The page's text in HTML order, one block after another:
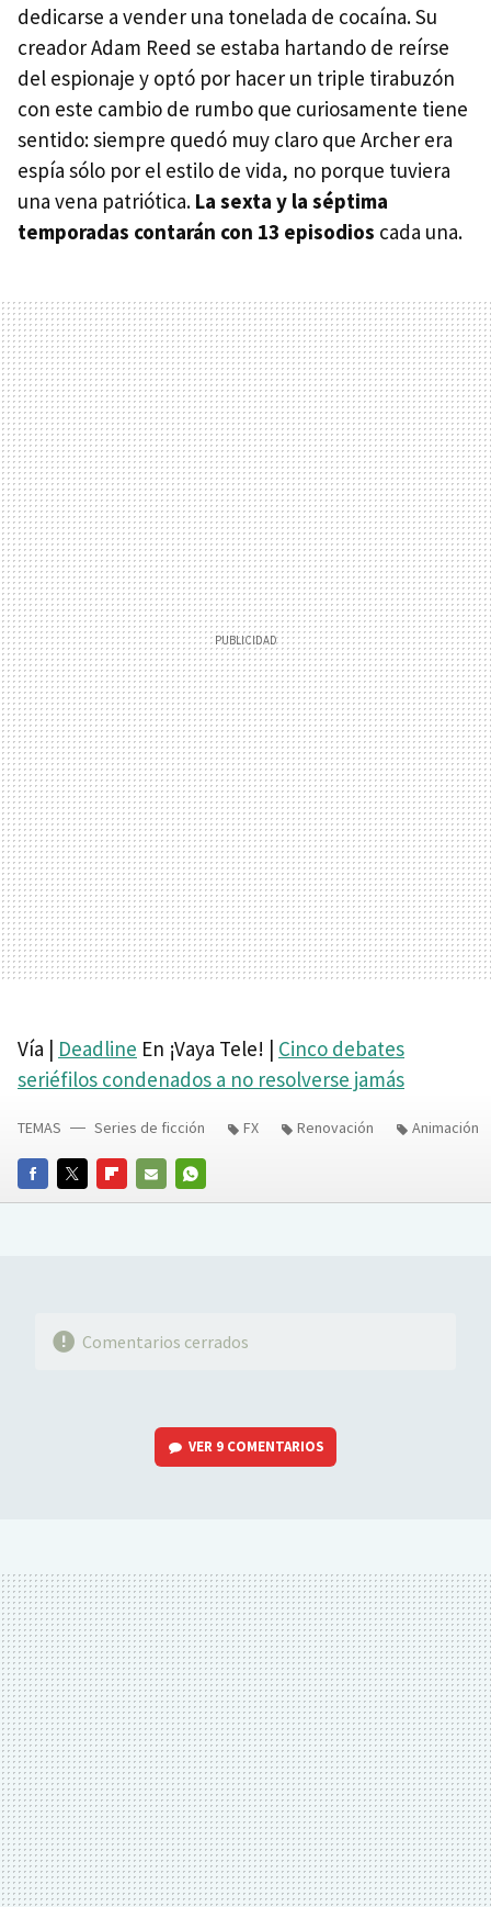
dedicarse a vender una tonelada de cocaína. Su
creador Adam Reed se estaba hartando de reírse
del espionaje y optó por hacer un triple tirabuzón
con este cambio de rumbo que curiosamente tiene
sentido: siempre quedó muy claro que Archer era
espía sólo por el estilo de vida, no porque tuviera
una vena patriótica. La sexta y la séptima
temporadas contarán con 13 episodios cada una.
Vía | Deadline En ¡Vaya Tele! | Cinco debates
seriéfilos condenados a no resolverse jamás
FACEBOOKTWITTERFLIPBOARD
E-
WHATSAPP
TEMAS Series de ficción FX Renovación Animación
Comentarios cerrados
VER 9 COMENTARIOS